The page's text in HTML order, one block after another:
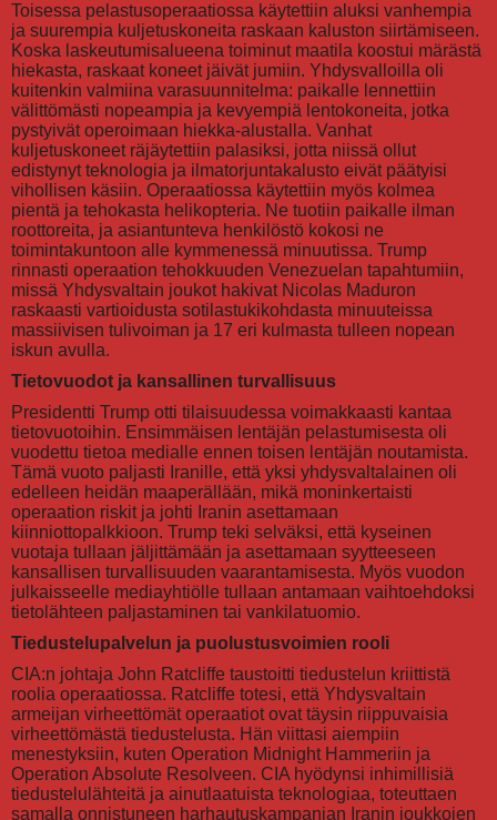
Toisessa pelastusoperaatiossa käytettiin aluksi vanhempia
ja suurempia kuljetuskoneita raskaan kaluston siirtämiseen.
Koska laskeutumisalueena toiminut maatila koostui märästä
hiekasta, raskaat koneet jäivät jumiin. Yhdysvalloilla oli
kuitenkin valmiina varasuunnitelma: paikalle lennettiin
välittömästi nopeampia ja kevyempiä lentokoneita, jotka
pystyivät operoimaan hiekka-alustalla. Vanhat
kuljetuskoneet räjäytettiin palasiksi, jotta niissä ollut
edistynyt teknologia ja ilmatorjuntakalusto eivät päätyisi
vihollisen käsiin. Operaatiossa käytettiin myös kolmea
pientä ja tehokasta helikopteria. Ne tuotiin paikalle ilman
roottoreita, ja asiantunteva henkilöstö kokosi ne
toimintakuntoon alle kymmenessä minuutissa. Trump
rinnasti operaation tehokkuuden Venezuelan tapahtumiin,
missä Yhdysvaltain joukot hakivat Nicolas Maduron
raskaasti vartioidusta sotilastukikohdasta minuuteissa
massiivisen tulivoiman ja 17 eri kulmasta tulleen nopean
iskun avulla.
Tietovuodot ja kansallinen turvallisuus
Presidentti Trump otti tilaisuudessa voimakkaasti kantaa
tietovuotoihin. Ensimmäisen lentäjän pelastumisesta oli
vuodettu tietoa medialle ennen toisen lentäjän noutamista.
Tämä vuoto paljasti Iranille, että yksi yhdysvaltalainen oli
edelleen heidän maaperällään, mikä moninkertaisti
operaation riskit ja johti Iranin asettamaan
kiinniottopalkkioon. Trump teki selväksi, että kyseinen
vuotaja tullaan jäljittämään ja asettamaan syytteeseen
kansallisen turvallisuuden vaarantamisesta. Myös vuodon
julkaisseelle mediayhtiölle tullaan antamaan vaihtoehdoksi
tietolähteen paljastaminen tai vankilatuomio.
Tiedustelupalvelun ja puolustusvoimien rooli
CIA:n johtaja John Ratcliffe taustoitti tiedustelun kriittistä
roolia operaatiossa. Ratcliffe totesi, että Yhdysvaltain
armeijan virheettömät operaatiot ovat täysin riippuvaisia
virheettömästä tiedustelusta. Hän viittasi aiempiin
menestyksiin, kuten Operation Midnight Hammeriin ja
Operation Absolute Resolveen. CIA hyödynsi inhimillisiä
tiedustelulähteitä ja ainutlaatuista teknologiaa, toteuttaen
samalla onnistuneen harhautuskampanjan Iranin joukkojen